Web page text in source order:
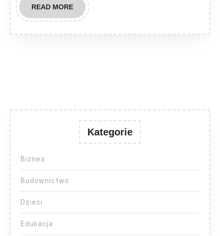
READ MOREREAD
MORE
Kategorie
Biznes
Budownictwo
Dzieci
Edukacja